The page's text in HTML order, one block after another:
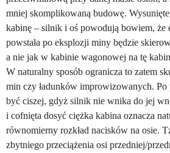
mniej skomplikowaną budowę.
kabinę – silnik i oś powodują bowiem, że
powstała po eksplozji miny będzie
a nie jak w kabinie wagonowej na tę
W naturalny sposób ogranicza to zatem
min czy ładunków improwizowanych.
być ciszej, gdyż silnik nie wnika do jej
i cofnięta dosyć ciężka kabina oznacza
równomierny rozkład nacisków na osie.
zbytniego przeciążenia osi przedniej/